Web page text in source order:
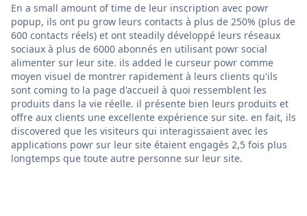
En a small amount of time de leur inscription avec powr
popup, ils ont pu grow leurs contacts à plus de 250% (plus de
600 contacts réels) et ont steadily développé leurs réseaux
sociaux à plus de 6000 abonnés en utilisant powr social
alimenter sur leur site. ils added le curseur powr comme
moyen visuel de montrer rapidement à leurs clients qu'ils
sont coming to la page d'accueil à quoi ressemblent les
produits dans la vie réelle. il présente bien leurs produits et
offre aux clients une excellente expérience sur site. en fait, ils
discovered que les visiteurs qui interagissaient avec les
applications powr sur leur site étaient engagés 2,5 fois plus
longtemps que toute autre personne sur leur site.